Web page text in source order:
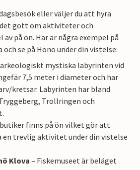
eller väljer du att hyra
gott om aktiviteter och
på ön. Här är några exempel på
se på Hönö under din vistelse:
arkeologiskt mystiska labyrinten vid
7,5 meter i diameter och har
kretsar. Labyrinten har bland
Trollringen och
finns på ön vilket gör att
en trevlig aktivitet under din vistelse
Klova – Fiskemuseet är beläget